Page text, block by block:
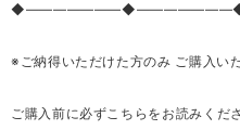
※ご納得いただけた方のみ ご購入い
ご購入前に必ずこちらをお読みくだ